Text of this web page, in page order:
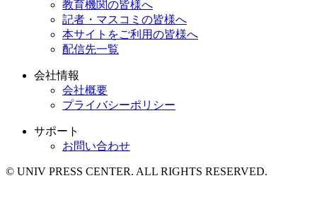
教育機関の皆様へ
記者・マスコミの皆様へ
本サイトをご利用の皆様へ
配信先一覧
会社情報
会社概要
プライバシーポリシー
サポート
お問い合わせ
© UNIV PRESS CENTER. ALL RIGHTS RESERVED.